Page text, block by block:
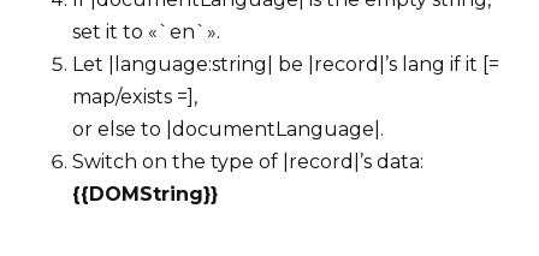
set it to «`en`».
Let |language:string| be |record|’s lang if it [=
map/exists =],
or else to |documentLanguage|.
Switch on the type of |record|’s data:
{{DOMString}}